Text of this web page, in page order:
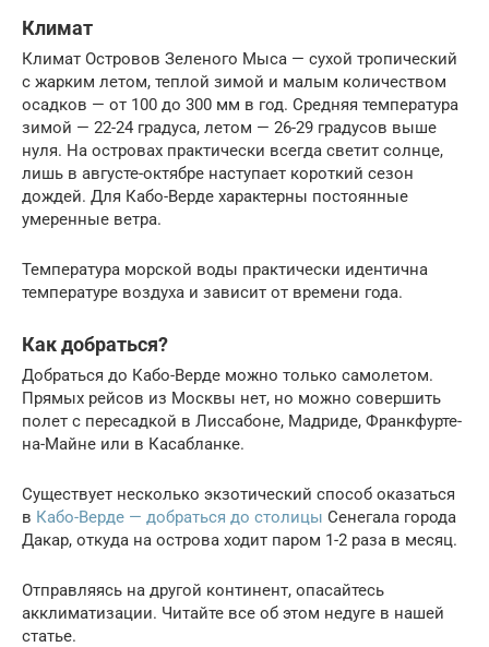
Климат
Климат Островов Зеленого Мыса — сухой тропический
с жарким летом, теплой зимой и малым количеством
осадков — от 100 до 300 мм в год. Средняя температура
зимой — 22-24 градуса, летом — 26-29 градусов выше
нуля. На островах практически всегда светит солнце,
лишь в августе-октябре наступает короткий сезон
дождей. Для Кабо-Верде характерны постоянные
умеренные ветра.
Температура морской воды практически идентична
температуре воздуха и зависит от времени года.
Как добраться?
Добраться до Кабо-Верде можно только самолетом.
Прямых рейсов из Москвы нет, но можно совершить
полет с пересадкой в Лиссабоне, Мадриде, Франкфурте-
на-Майне или в Касабланке.
Существует несколько экзотический способ оказаться
в Кабо-Верде — добраться до столицы Сенегала города
Дакар, откуда на острова ходит паром 1-2 раза в месяц.
Отправляясь на другой континент, опасайтесь
акклиматизации. Читайте все об этом недуге в нашей
статье.